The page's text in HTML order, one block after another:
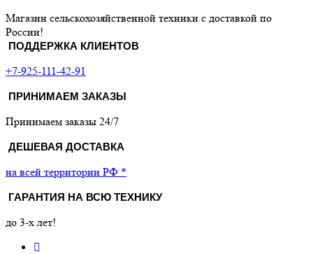
Магазин сельскохозяйственной техники с доставкой по
России!
ПОДДЕРЖКА КЛИЕНТОВ
+7-925-111-42-91
ПРИНИМАЕМ ЗАКАЗЫ
Принимаем заказы 24/7
ДЕШЕВАЯ ДОСТАВКА
на всей территории РФ *
ГАРАНТИЯ НА ВСЮ ТЕХНИКУ
до 3-х лет!